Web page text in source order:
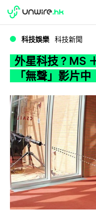
WWDC 2026
科技娛樂 科技新聞
外星科技 ? MS
「無聲」影片